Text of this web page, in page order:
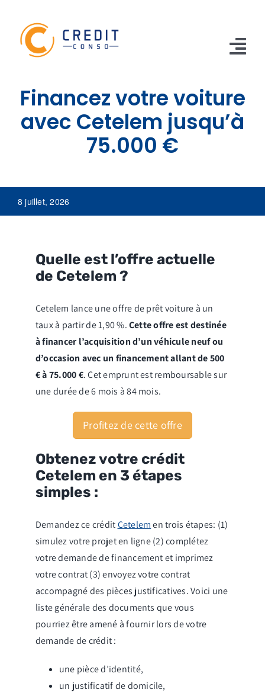
content
CONSO
TRAVAUX
Financez votre voiture
avec Cetelem jusqu’à
75.000 €
8 juillet, 2026
Quelle est l’offre actuelle
de Cetelem ?
Cetelem lance une offre de prêt voiture à un
taux à partir de 1,90 %.Cette offre est destinée
à financer l’acquisition d’un véhicule neuf ou
d’occasion avec un financement allant de 500
€ à 75.000 €. Cet emprunt est remboursable sur
une durée de 6 mois à 84 mois.
Profitez de cette offre
Obtenez votre crédit
Cetelem en 3 étapes
simples :
Demandez ce créditCetelemen trois étapes: (1)
simulez votre projet en ligne (2) complétez
votre demande de financement et imprimez
votre contrat (3) envoyez votre contrat
accompagné des pièces justificatives. Voici une
liste générale des documents que vous
pourriez être amené à fournir lors de votre
demande de crédit :
une pièce d’identité,
un justificatif de domicile,